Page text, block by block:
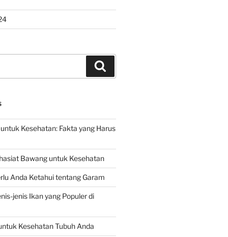
Kesehatan: Fakta yang Harus
Bawang untuk Kesehatan
Anda Ketahui tentang Garam
jenis Ikan yang Populer di
Kesehatan Tubuh Anda